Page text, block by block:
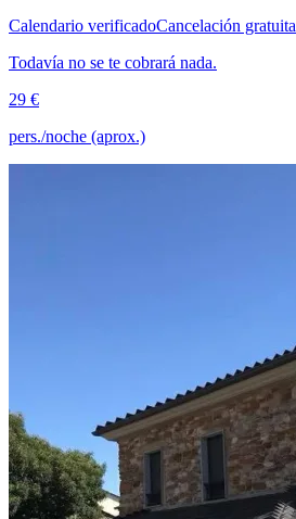
Calendario verificadoCancelación gratuita
Todavía no se te cobrará nada.
29 €
pers./noche (aprox.)